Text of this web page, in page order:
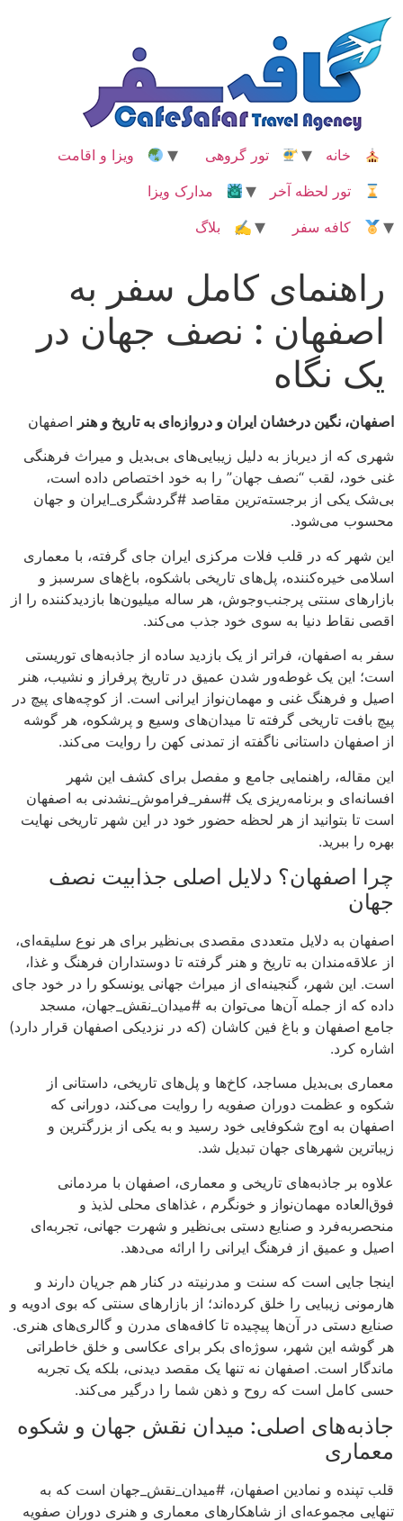
محتوا
خانه تور گروهی
ویزا و اقامت
تور لحظه آخر
مدارک ویزا
کافه سفر
✍ بلاگ
راهنمای کامل سفر به
اصفهان : نصف جهان در
یک نگاه
اصفهان، نگین درخشان ایران و دروازه‌ای به تاریخ و هنر اصفهان
شهری که از دیرباز به دلیل زیبایی‌های بی‌بدیل و میراث فرهنگی
غنی خود، لقب “نصف جهان” را به خود اختصاص داده است،
بی‌شک یکی از برجسته‌ترین مقاصد #گردشگری_ایران و جهان
محسوب می‌شود.
این شهر که در قلب فلات مرکزی ایران جای گرفته، با معماری
اسلامی خیره‌کننده، پل‌های تاریخی باشکوه، باغ‌های سرسبز و
بازارهای سنتی پرجنب‌وجوش، هر ساله میلیون‌ها بازدیدکننده را از
اقصی نقاط دنیا به سوی خود جذب می‌کند.
سفر به اصفهان، فراتر از یک بازدید ساده از جاذبه‌های توریستی
است؛ این یک غوطه‌ور شدن عمیق در تاریخ پرفراز و نشیب، هنر
اصیل و فرهنگ غنی و مهمان‌نواز ایرانی است. از کوچه‌های پیچ در
پیچ بافت تاریخی گرفته تا میدان‌های وسیع و پرشکوه، هر گوشه
از اصفهان داستانی ناگفته از تمدنی کهن را روایت می‌کند.
این مقاله، راهنمایی جامع و مفصل برای کشف این شهر
افسانه‌ای و برنامه‌ریزی یک #سفر_فراموش_نشدنی به اصفهان
است تا بتوانید از هر لحظه حضور خود در این شهر تاریخی نهایت
بهره را ببرید.
چرا اصفهان؟ دلایل اصلی جذابیت نصف
جهان
اصفهان به دلایل متعددی مقصدی بی‌نظیر برای هر نوع سلیقه‌ای،
از علاقه‌مندان به تاریخ و هنر گرفته تا دوستداران فرهنگ و غذا،
است. این شهر، گنجینه‌ای از میراث جهانی یونسکو را در خود جای
داده که از جمله آن‌ها می‌توان به #میدان_نقش_جهان، مسجد
جامع اصفهان و باغ فین کاشان (که در نزدیکی اصفهان قرار دارد)
اشاره کرد.
معماری بی‌بدیل مساجد، کاخ‌ها و پل‌های تاریخی، داستانی از
شکوه و عظمت دوران صفویه را روایت می‌کند، دورانی که
اصفهان به اوج شکوفایی خود رسید و به یکی از بزرگترین و
زیباترین شهرهای جهان تبدیل شد.
علاوه بر جاذبه‌های تاریخی و معماری، اصفهان با مردمانی
فوق‌العاده مهمان‌نواز و خونگرم ، غذاهای محلی لذیذ و
منحصربه‌فرد و صنایع دستی بی‌نظیر و شهرت جهانی، تجربه‌ای
اصیل و عمیق از فرهنگ ایرانی را ارائه می‌دهد.
اینجا جایی است که سنت و مدرنیته در کنار هم جریان دارند و
هارمونی زیبایی را خلق کرده‌اند؛ از بازارهای سنتی که بوی ادویه و
صنایع دستی در آن‌ها پیچیده تا کافه‌های مدرن و گالری‌های هنری.
هر گوشه این شهر، سوژه‌ای بکر برای عکاسی و خلق خاطراتی
ماندگار است. اصفهان نه تنها یک مقصد دیدنی، بلکه یک تجربه
حسی کامل است که روح و ذهن شما را درگیر می‌کند.
جاذبه‌های اصلی: میدان نقش جهان و شکوه
معماری
قلب تپنده و نمادین اصفهان، #میدان_نقش_جهان است که به
تنهایی مجموعه‌ای از شاهکارهای معماری و هنری دوران صفویه